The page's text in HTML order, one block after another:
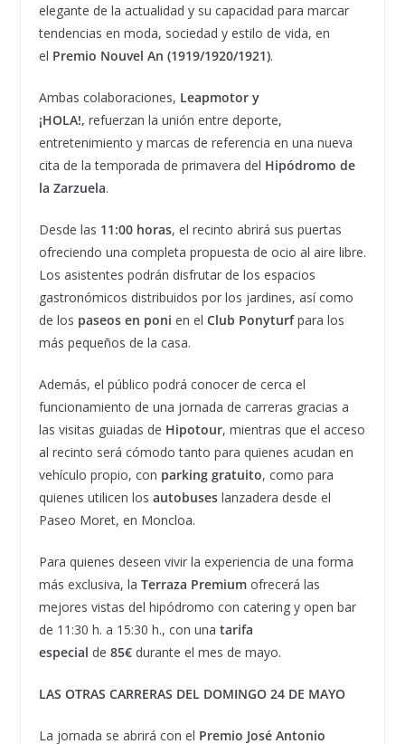
elegante de la actualidad y su capacidad para marcar
tendencias en moda, sociedad y estilo de vida, en
el Premio Nouvel An (1919/1920/1921).
Ambas colaboraciones, Leapmotor y
¡HOLA!, refuerzan la unión entre deporte,
entretenimiento y marcas de referencia en una nueva
cita de la temporada de primavera del Hipódromo de
la Zarzuela.
Desde las 11:00 horas, el recinto abrirá sus puertas
ofreciendo una completa propuesta de ocio al aire libre.
Los asistentes podrán disfrutar de los espacios
gastronómicos distribuidos por los jardines, así como
de los paseos en poni en el Club Ponyturfpara los
más pequeños de la casa.
Además, el público podrá conocer de cerca el
funcionamiento de una jornada de carreras gracias a
las visitas guiadas de Hipotour, mientras que el acceso
al recinto será cómodo tanto para quienes acudan en
vehículo propio, con parking gratuito, como para
quienes utilicen los autobuseslanzadera desde el
Paseo Moret, en Moncloa.
Para quienes deseen vivir la experiencia de una forma
más exclusiva, la Terraza Premiumofrecerá las
mejores vistas del hipódromo con catering y open bar
de 11:30 h. a 15:30 h., con una tarifa
especial de 85€durante el mes de mayo.
LAS OTRAS CARRERAS DEL DOMINGO 24 DE MAYO
La jornada se abrirá con el Premio José Antonio